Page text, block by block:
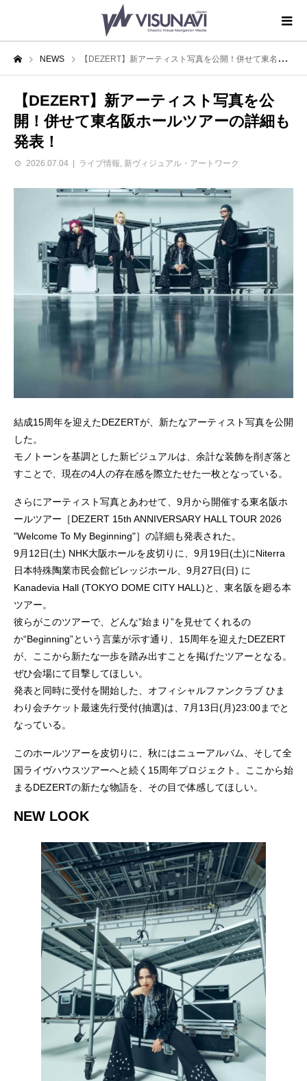
NEWS 【DEZERT】新アーティスト写真を公開！併せて東名阪ホールツアーの詳細も発表！
【DEZERT】新アーティスト写真を公
開！併せて東名阪ホールツアーの詳細も
発表！
2026.07.04 ライブ情報 新ヴィジュアル・アートワーク
結成15周年を迎えたDEZERTが、新たなアーティスト写真を公開
した。
モノトーンを基調とした新ビジュアルは、余計な装飾を削ぎ落と
すことで、現在の4人の存在感を際立たせた一枚となっている。
さらにアーティスト写真とあわせて、9月から開催する東名阪ホ
ールツアー［DEZERT 15th ANNIVERSARY HALL TOUR 2026
"Welcome To My Beginning"］の詳細も発表された。
9月12日(土) NHK大阪ホールを皮切りに、9月19日(土)にNiterra
日本特殊陶業市民会館ビレッジホール、9月27日(日) に
Kanadevia Hall (TOKYO DOME CITY HALL)と、東名阪を廻る本
ツアー。
彼らがこのツアーで、どんな”始まり”を見せてくれるの
か“Beginning”という言葉が示す通り、15周年を迎えたDEZERT
が、ここから新たな一歩を踏み出すことを掲げたツアーとなる。
ぜひ会場にて目撃してほしい。
発表と同時に受付を開始した、オフィシャルファンクラブ ひま
わり会チケット最速先行受付(抽選)は、7月13日(月)23:00までと
なっている。
このホールツアーを皮切りに、秋にはニューアルバム、そして全
国ライヴハウスツアーへと続く15周年プロジェクト。ここから始
まるDEZERTの新たな物語を、その目で体感してほしい。
NEW LOOK